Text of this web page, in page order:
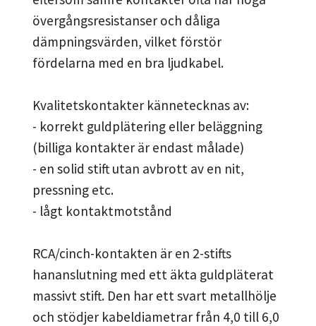
övergångsresistanser och dåliga
dämpningsvärden, vilket förstör
fördelarna med en bra ljudkabel.
Kvalitetskontakter kännetecknas av:
- korrekt guldplätering eller beläggning
(billiga kontakter är endast målade)
- en solid stift utan avbrott av en nit,
pressning etc.
- lågt kontaktmotstånd
RCA/cinch-kontakten är en 2-stifts
hananslutning med ett äkta guldpläterat
massivt stift. Den har ett svart metallhölje
och stödjer kabeldiametrar från 4,0 till 6,0